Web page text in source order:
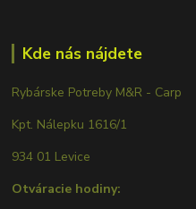
Kde nás nájdete
Rybárske Potreby M&R - Carp
Kpt. Nálepku 1616/1
934 01 Levice
Otváracie hodiny: